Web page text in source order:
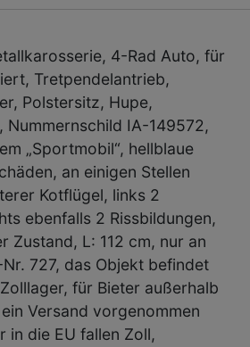
4-Rad Auto, für
Tretpendelantrieb,
Polstersitz, Hupe,
Nummernschild IA-149572,
„Sportmobil“, hellblaue
an einigen Stellen
Kotflügel, links 2
ebenfalls 2 Rissbildungen,
Zustand, L: 112 cm, nur an
727, das Objekt befindet
für Bieter außerhalb
Versand vorgenommen
in die EU fallen Zoll,